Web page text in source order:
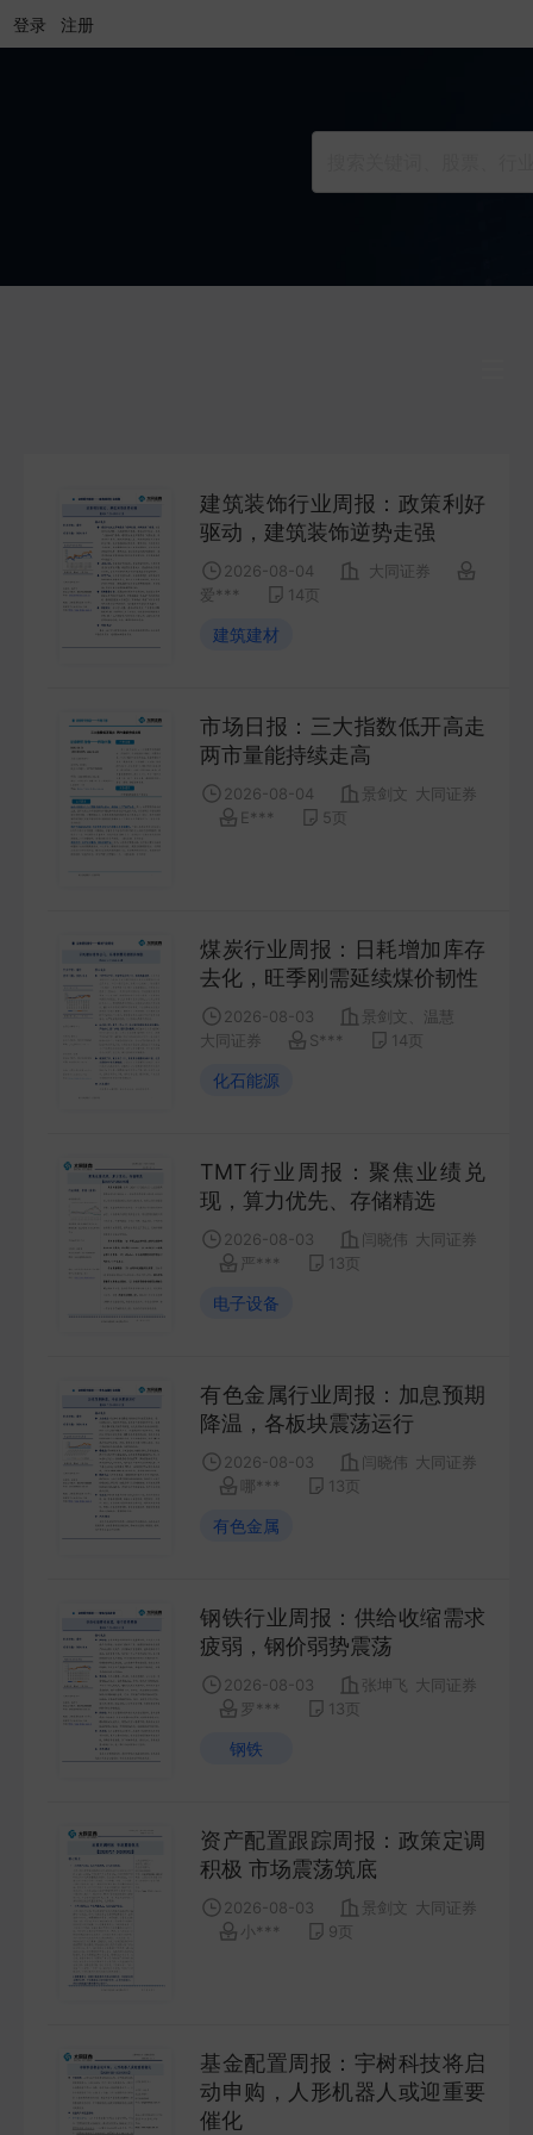
登录 注册
公司研究
COMPANY
宏观策略
会议纪要
MINUTES
财报
招股书
PROSPECTUS
期货研究
FUTURES
金工量化
QUANT
建筑装饰行业周报：政策利好
驱动，建筑装饰逆势走强
2026-08-04
大同证券
爱***
14 页
建筑建材
市场日报：三大指数低开高走
两市量能持续走高
2026-08-04 景剑文 大同证券
E***
5 页
煤炭行业周报：日耗增加库存
去化，旺季刚需延续煤价韧性
2026-08-03
景剑文、温慧
大同证券
S*** 14 页
化石能源
TMT行业周报：聚焦业绩兑
现，算力优先、存储精选
2026-08-03 闫晓伟 大同证券
严***
13 页
电子设备
有色金属行业周报：加息预期
降温，各板块震荡运行
2026-08-03 闫晓伟 大同证券
哪***
13 页
有色金属
钢铁行业周报：供给收缩需求
疲弱，钢价弱势震荡
2026-08-03 张坤飞
大同证券
罗***
13 页
钢铁
资产配置跟踪周报：政策定调
积极 市场震荡筑底
2026-08-03 景剑文 大同证券
小***
9 页
基金配置周报：宇树科技将启
动申购，人形机器人或迎重要
催化